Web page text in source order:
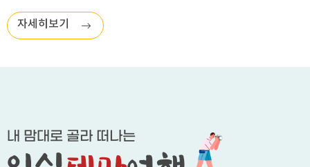
자세히보기
내 맘대로 골라 떠나는